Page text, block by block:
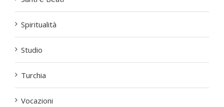
Spiritualità
Studio
Turchia
Vocazioni